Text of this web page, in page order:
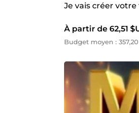
Je vais créer
À partir de 62,51
Budget moyen :